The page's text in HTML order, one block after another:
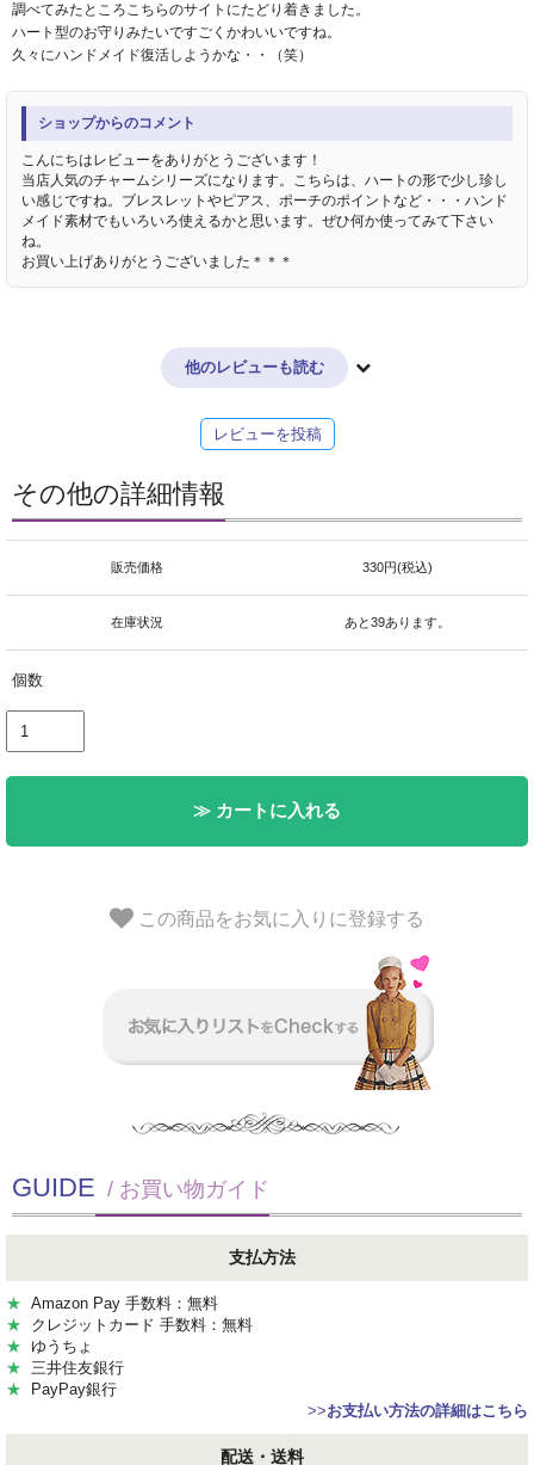
調べてみたところこちらのサイトにたどり着きました。
ハート型のお守りみたいですごくかわいいですね。
久々にハンドメイド復活しようかな・・（笑）
ショップからのコメント
こんにちはレビューをありがとうございます！
当店人気のチャームシリーズになります。こちらは、ハートの形で少し珍し
い感じですね。ブレスレットやピアス、ポーチのポイントなど・・・ハンド
メイド素材でもいろいろ使えるかと思います。ぜひ何か使ってみて下さい
ね。
お買い上げありがとうございました＊＊＊
他のレビューも読む
レビューを投稿
その他の詳細情報
販売価格 330円(税込)
在庫状況 あと39あります。
個数
≫ カートに入れる
この商品をお気に入りに登録する
GUIDE / お買い物ガイド
支払方法
★ Amazon Pay 手数料：無料
★ クレジットカード 手数料：無料
★ ゆうちょ
★ 三井住友銀行
★ PayPay銀行
>>お支払い方法の詳細はこちら
配送・送料